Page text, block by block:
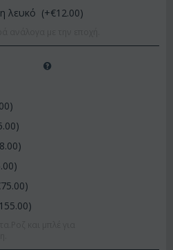
λευκό (+€12.00)
)
)
)
)
75.00)
155.00)